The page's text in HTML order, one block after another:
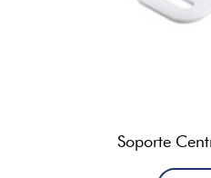
Soporte